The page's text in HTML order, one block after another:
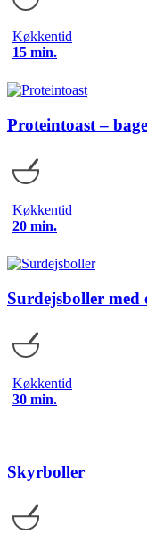
Køkkentid
15 min.
Proteintoast –
Køkkentid
20 min.
Surdejsboller med
Køkkentid
30 min.
Skyrboller